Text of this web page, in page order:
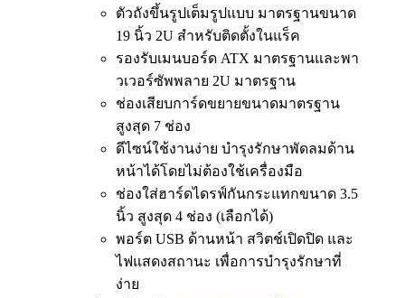
ตัวถังขึ้นรูปเต็มรูปแบบ มาตรฐานขนาด
19 นิ้ว 2U สำหรับติดตั้งในแร็ค
รองรับเมนบอร์ด ATX มาตรฐานและพา
วเวอร์ซัพพลาย 2U มาตรฐาน
ช่องเสียบการ์ดขยายขนาดมาตรฐาน
สูงสุด 7 ช่อง
ดีไซน์ใช้งานง่าย บำรุงรักษาพัดลมด้าน
หน้าได้โดยไม่ต้องใช้เครื่องมือ
ช่องใส่ฮาร์ดไดรฟ์กันกระแทกขนาด 3.5
นิ้ว สูงสุด 4 ช่อง (เลือกได้)
พอร์ต USB ด้านหน้า สวิตช์เปิดปิด และ
ไฟแสดงสถานะ เพื่อการบำรุงรักษาที่
ง่าย